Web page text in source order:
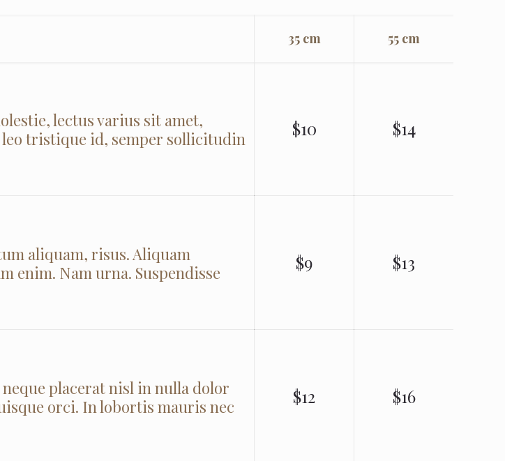
35 cm 55 cm
lectus varius sit amet,
tristique id, semper sollicitudin
$10 $14
aliquam, risus. Aliquam
enim. Nam urna. Suspendisse
$9 $13
placerat nisl in nulla dolor
orci. In lobortis mauris nec
$12 $16